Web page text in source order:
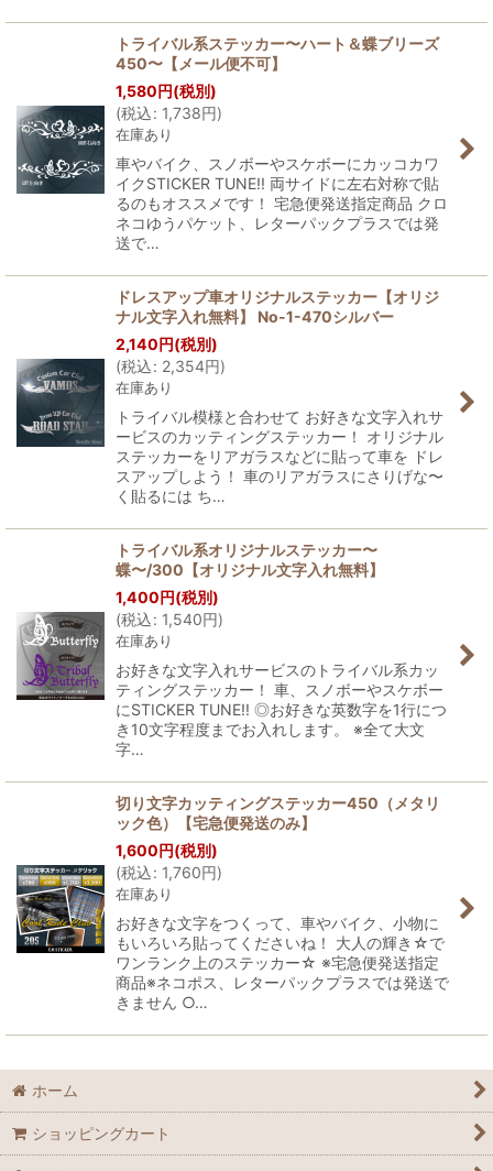
トライバル系ステッカー〜ハート＆蝶ブリーズ
450〜【メール便不可】
1,580円(税別)
(税込: 1,738円)
在庫あり
車やバイク、スノボーやスケボーにカッコカワ
イクSTICKER TUNE!! 両サイドに左右対称で貼
るのもオススメです！ 宅急便発送指定商品 クロ
ネコゆうパケット、レターパックプラスでは発
送で…
ドレスアップ車オリジナルステッカー【オリジ
ナル文字入れ無料】 No-1-470シルバー
2,140円(税別)
(税込: 2,354円)
在庫あり
トライバル模様と合わせて お好きな文字入れサ
ービスのカッティングステッカー！ オリジナル
ステッカーをリアガラスなどに貼って車を ドレ
スアップしよう！ 車のリアガラスにさりげな〜
く貼るには ち…
トライバル系オリジナルステッカー〜
蝶〜/300【オリジナル文字入れ無料】
1,400円(税別)
(税込: 1,540円)
在庫あり
お好きな文字入れサービスのトライバル系カッ
ティングステッカー！ 車、スノボーやスケボー
にSTICKER TUNE!! ◎お好きな英数字を1行につ
き10文字程度までお入れします。 ※全て大文
字…
切り文字カッティングステッカー450（メタリ
ック色）【宅急便発送のみ】
1,600円(税別)
(税込: 1,760円)
在庫あり
お好きな文字をつくって、車やバイク、小物に
もいろいろ貼ってくださいね！ 大人の輝き☆で
ワンランク上のステッカー☆ ※宅急便発送指定
商品※ネコポス、レターパックプラスでは発送で
きません ○…
ホーム
ショッピングカート